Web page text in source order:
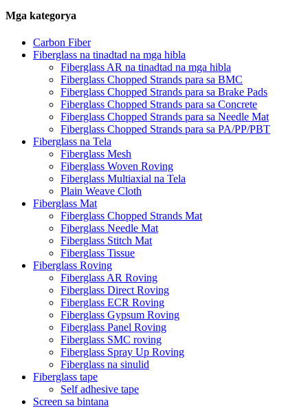
Mga kategorya
Carbon Fiber
Fiberglass na tinadtad na mga hibla
Fiberglass AR na tinadtad na mga hibla
Fiberglass Chopped Strands para sa BMC
Fiberglass Chopped Strands para sa Brake Pads
Fiberglass Chopped Strands para sa Concrete
Fiberglass Chopped Strands para sa Needle Mat
Fiberglass Chopped Strands para sa PA/PP/PBT
Fiberglass na Tela
Fiberglass Mesh
Fiberglass Woven Roving
Fiberglass Multiaxial na Tela
Plain Weave Cloth
Fiberglass Mat
Fiberglass Chopped Strands Mat
Fiberglass Needle Mat
Fiberglass Stitch Mat
Fiberglass Tissue
Fiberglass Roving
Fiberglass AR Roving
Fiberglass Direct Roving
Fiberglass ECR Roving
Fiberglass Gypsum Roving
Fiberglass Panel Roving
Fiberglass SMC roving
Fiberglass Spray Up Roving
Fiberglass na sinulid
Fiberglass tape
Self adhesive tape
Screen sa bintana